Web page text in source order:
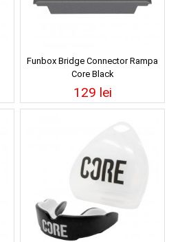
Funbox Bridge Connector Rampa
Core Black
129 lei